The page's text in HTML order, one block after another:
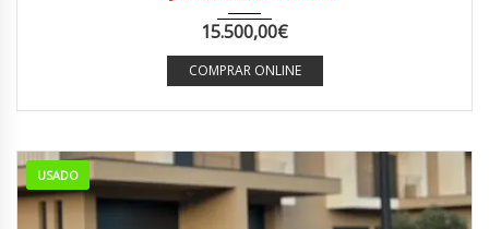
15.500,00€
COMPRAR ONLINE
USADO